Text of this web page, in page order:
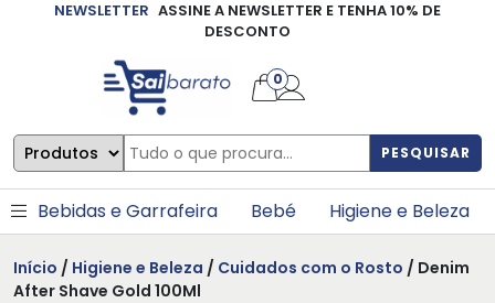
NEWSLETTER ASSINE A NEWSLETTER E TENHA 10% DE
DESCONTO
PESQUISAR
0
Bebidas e Garrafeira Bebé Higiene e Beleza
Início / Higiene e Beleza / Cuidados com o Rosto / Denim
After Shave Gold 100Ml